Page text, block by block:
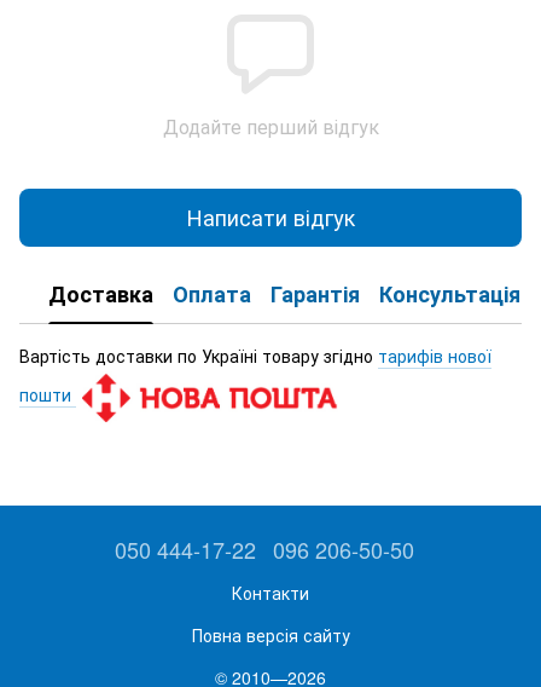
Додайте перший відгук
Написати відгук
Доставка Оплата Гарантія Консультація
Вартість доставки по Україні товару згідно тарифів нової
пошти
050 444-17-22 096 206-50-50
Контакти
Повна версія сайту
© 2010—2026